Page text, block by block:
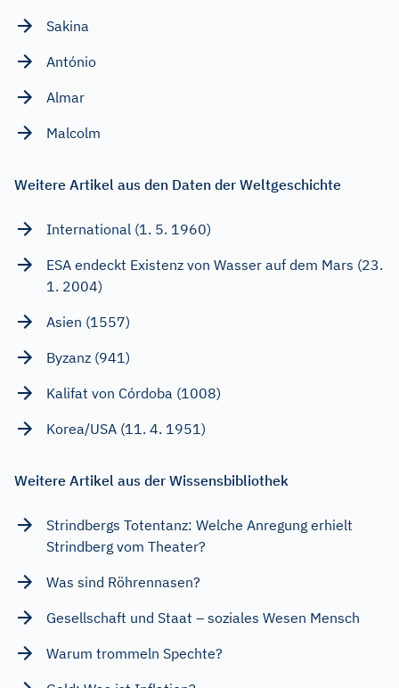
Sakina
António
Almar
Malcolm
Weitere Artikel aus den Daten der Weltgeschichte
International (1. 5. 1960)
ESA endeckt Existenz von Wasser auf dem Mars (23.
1. 2004)
Asien (1557)
Byzanz (941)
Kalifat von Córdoba (1008)
Korea/USA (11. 4. 1951)
Weitere Artikel aus der Wissensbibliothek
Strindbergs Totentanz: Welche Anregung erhielt
Strindberg vom Theater?
Was sind Röhrennasen?
Gesellschaft und Staat – soziales Wesen Mensch
Warum trommeln Spechte?